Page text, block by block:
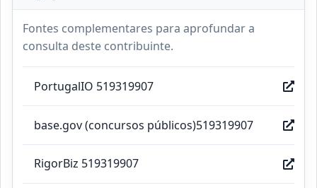
Fontes complementares para aprofundar a
consulta deste contribuinte.
PortugalIO 519319907
base.gov (concursos públicos)519319907
RigorBiz 519319907